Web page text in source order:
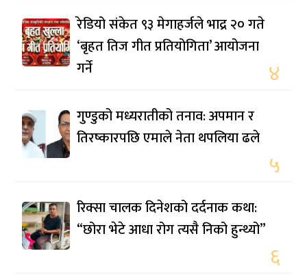
रेडियो संकेत ९३ मेगाहर्जले भाद्र २० गते
‘बृहत तिज गीत प्रतियोगिता’ आयोजना
गर्ने
४
गुण्डुको मध्यरातीको तनाव: अपमान र
तिरष्कारपछि एमाले नेता थपलिया ढले
५
रिक्सा चालक दिनेशको दर्दनाक कथा:
“छोरा भेटे आधा रोग त्यसै निको हुन्थ्यो”
६